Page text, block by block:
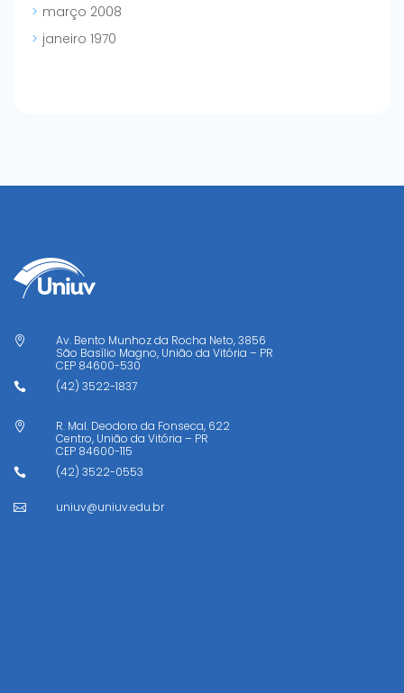
março 2008
janeiro 1970

Av. Bento Munhoz da Rocha Neto, 3856
São Basílio Magno, União da Vitória – PR
CEP 84600-530
 (42) 3522-1837

R. Mal. Deodoro da Fonseca, 622
Centro, União da Vitória – PR
CEP 84600-115
 (42) 3522-0553
 uniuv@uniuv.edu.br